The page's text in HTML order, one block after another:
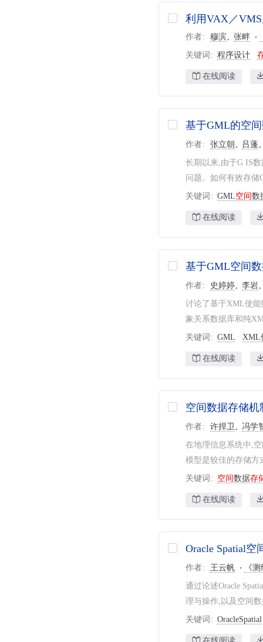
利用VAX／
作者 穆滨 张畔
关键词 程序设计
在线阅读
基于GML的空
作者 张立朝 吕蓬
长期以来,由于G IS
问题。如何有效存
关键词 GML空间数
在线阅读
基于GML空间
作者 史婷婷 李岩
讨论了基于XML使
象关系数据库和纯
关键词 GML XML
在线阅读
空间数据存储机
作者 许捍卫 冯学
在地理信息系统中,
模型是较佳的存储方
关键词 空间数据存
在线阅读
Oracle Spatial
作者 王云帆 《
通过论述Oracle
理与操作,以及空间
关键词 OracleSpatial